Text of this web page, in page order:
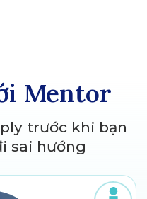
Mentor
trước khi bạn
sai hướng